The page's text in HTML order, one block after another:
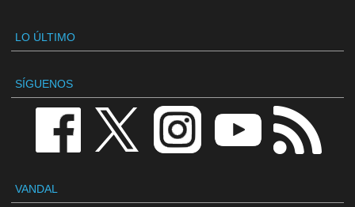
LO ÚLTIMO
SÍGUENOS
VANDAL